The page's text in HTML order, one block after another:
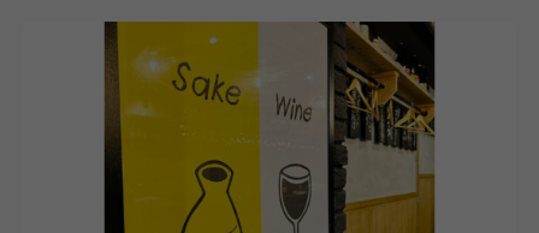
そして、私たちはスキルや経験ではなく、あなたの
「人間性と素直さ」を見ています。
これには、日本が誇る実業家・稲盛和夫氏が唱えた
「人生の方程式＝能力×情熱×考え方」という言葉が
能力や情熱はもちろん大切ですが、中でも「考え方」
がプラスに向いているかどうかが、仕事においては最